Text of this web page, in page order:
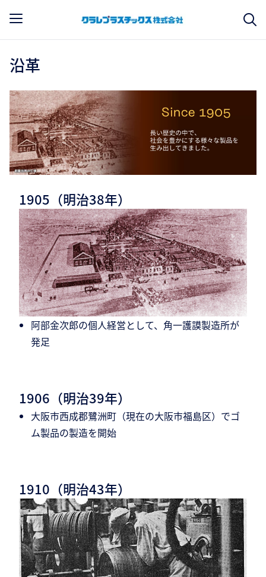
沿革
1905（明治38年）
阿部金次郎の個人経営として、角一護謨製造所が
発足
1906（明治39年）
大阪市西成郡鷺洲町（現在の大阪市福島区）でゴ
ム製品の製造を開始
1910（明治43年）